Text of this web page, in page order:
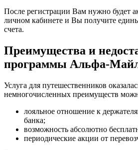
После регистрации Вам нужно будет
личном кабинете и Вы получите
счета.
Преимущества и
программы Альфа-
Услуга для путешественников
немногочисленных преимуществ
лояльное отношение к
банка;
возможность абсолютно
периодические акции от